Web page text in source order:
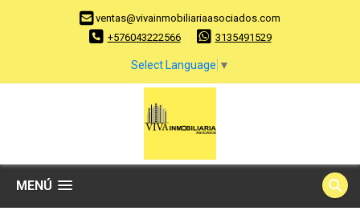
ventas@vivainmobiliariaasociados.com
+576043222566
3135491529
Select Language ▼
MENÚ